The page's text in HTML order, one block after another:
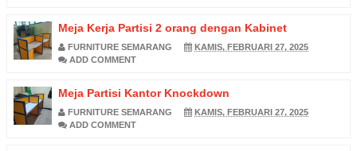
Meja Kerja Partisi 2 orang dengan Kabinet
FURNITURE SEMARANG
KAMIS, FEBRUARI 27, 2025
ADD COMMENT
Meja Partisi Kantor Knockdown
FURNITURE SEMARANG
KAMIS, FEBRUARI 27, 2025
ADD COMMENT